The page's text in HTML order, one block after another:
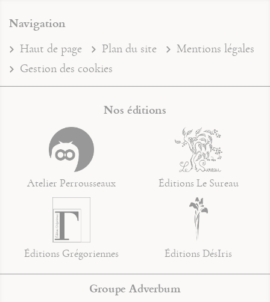
Navigation
Haut de page Plan du site
Mentions légales
Gestion des cookies
Nos éditions
Atelier Perrousseaux Éditions Le Sureau
Éditions Grégoriennes Éditions DésIris
Groupe Adverbum